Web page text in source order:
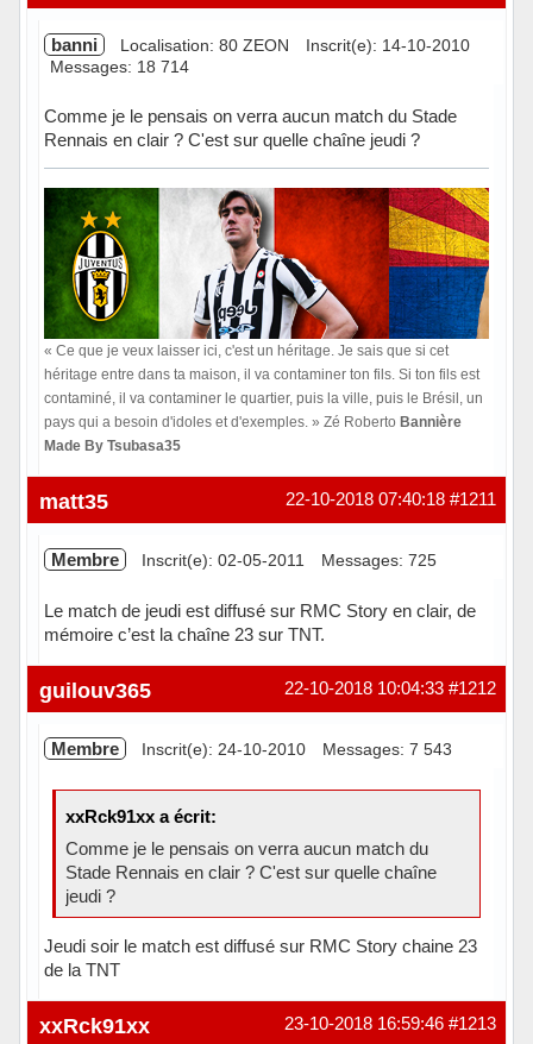
banni Localisation: 80 ZEON
Inscrit(e): 14-10-2010
Messages: 18 714
Comme je le pensais on verra aucun match du Stade
Rennais en clair ? C'est sur quelle chaîne jeudi ?
« Ce que je veux laisser ici, c'est un héritage. Je sais que si cet
héritage entre dans ta maison, il va contaminer ton fils. Si ton fils est
contaminé, il va contaminer le quartier, puis la ville, puis le Brésil, un
pays qui a besoin d'idoles et d'exemples. » Zé Roberto Bannière
Made By Tsubasa35
Hors ligne #1211
22-10-2018 07:40:18
matt35
Membre Inscrit(e): 02-05-2011 Messages: 725
Le match de jeudi est diffusé sur RMC Story en clair, de
mémoire c’est la chaîne 23 sur TNT.
Hors ligne #1212
22-10-2018 10:04:33
guilouv365
Membre Inscrit(e): 24-10-2010 Messages: 7 543
xxRck91xx a écrit:
Comme je le pensais on verra aucun match du
Stade Rennais en clair ? C'est sur quelle chaîne
jeudi ?
Jeudi soir le match est diffusé sur RMC Story chaine 23
de la TNT
Hors ligne #1213
23-10-2018 16:59:46
xxRck91xx